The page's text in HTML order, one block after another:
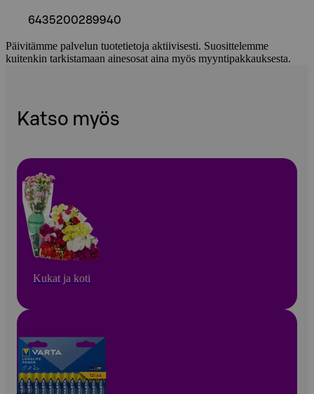
6435200289940
Päivitämme palvelun tuotetietoja aktiivisesti. Suosittelemme
kuitenkin tarkistamaan ainesosat aina myös myyntipakkauksesta.
Katso myös
Kukat ja koti